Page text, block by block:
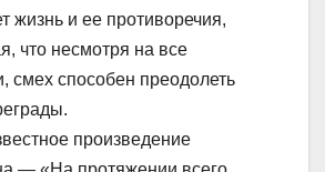
жизнь и ее противоречия,
что несмотря на все
смех способен преодолеть
произведение